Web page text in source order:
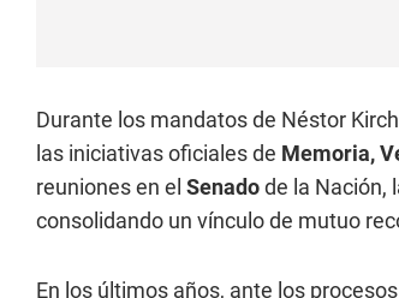
Durante los mandatos de Néstor
las iniciativas oficiales de Memoria,
reuniones en el Senadode la Nación,
consolidando un vínculo de mutuo
En los últimos años, ante los